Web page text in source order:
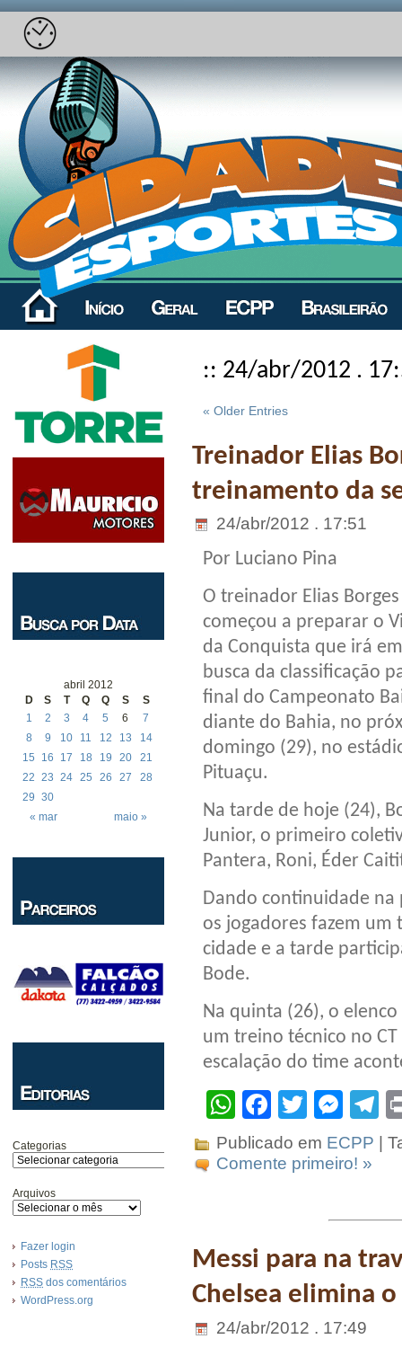
abril 2012
D
S T Q Q S S
« mar maio »
1 2 3 4 5 6
7
8
9 10 11 12 13
14
15
16 17 18 19 20
21
22
23 24 25 26 27
28
29
30
Categorias
Arquivos
Fazer login
Posts RSS
RSS dos comentários
WordPress.org
:: 24/abr/2012 .
« Older Entries
Treinador Elias
treinamento da
24/abr/2012 . 17:51
Por Luciano Pina
O treinador Elias
começou a preparar o
da Conquista que irá em
busca da classificação
final do Campeonato
diante do Bahia, no
domingo (29), no
Pituaçu.
Na tarde de hoje (24),
Junior, o primeiro
Pantera, Roni, Éder
Dando continuidade na
os jogadores fazem um
cidade e a tarde
Bode.
Na quinta (26), o
um treino técnico no
escalação do time
WhatsApp
Facebook
Twitter
Publicado em ECPP |
Comente primeiro! »
Messi para na
Chelsea elimina o
24/abr/2012 . 17:49